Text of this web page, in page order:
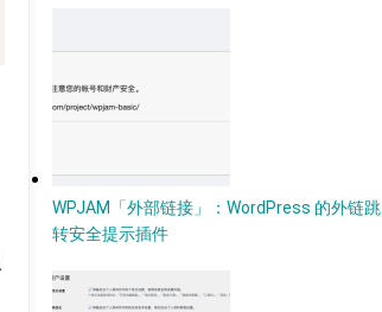
WPJAM「外部链接」：WordPress 的外链跳
转安全提示插件